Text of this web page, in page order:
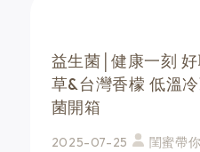
益生菌│健康一刻
草&台灣香檬 低溫
菌開箱
2025-07-25 閨蜜帶